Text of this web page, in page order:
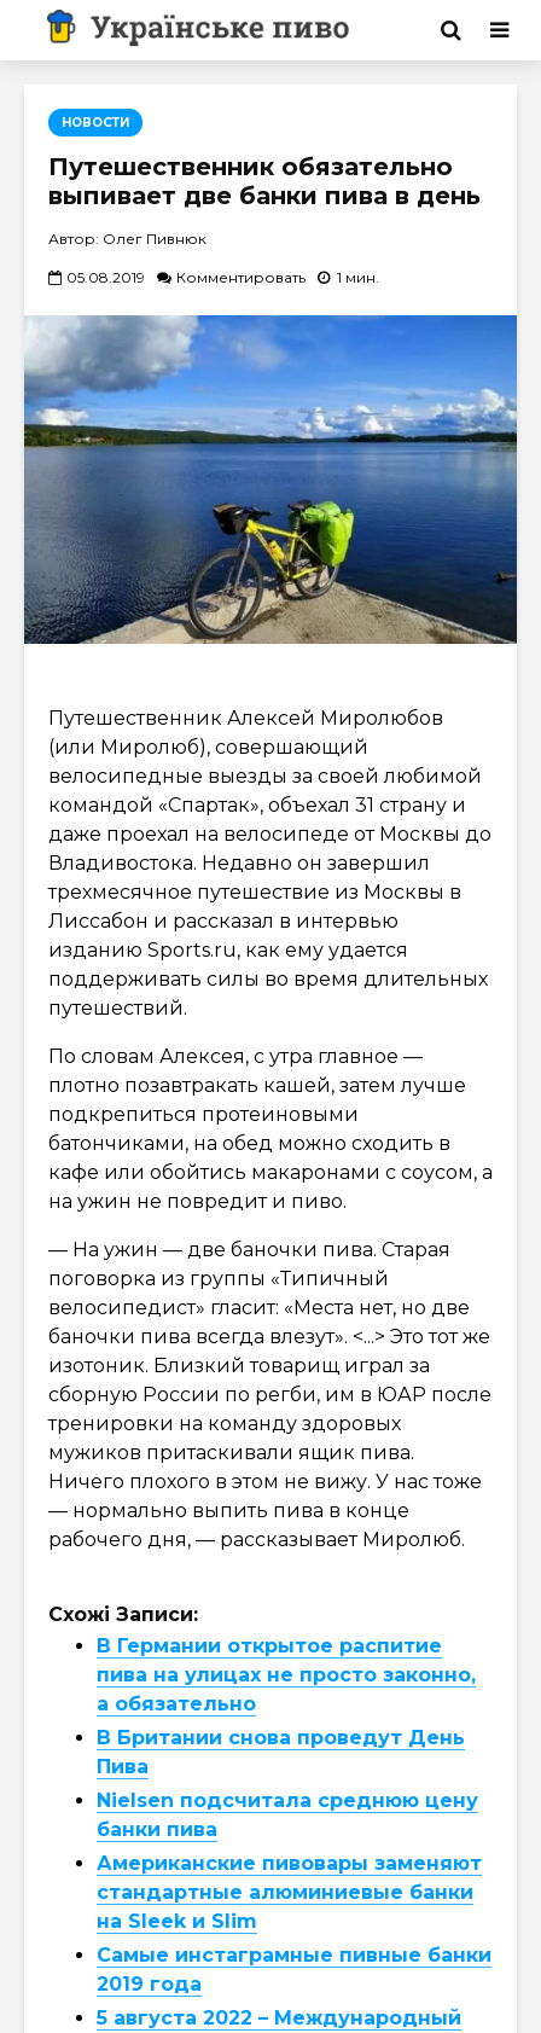
НОВОСТИ
Путешественник обязательно
выпивает две банки пива в день
Автор: Олег Пивнюк
05.08.2019 Комментировать 1 мин.
Путешественник Алексей Миролюбов
(или Миролюб), совершающий
велосипедные выезды за своей любимой
командой «Спартак», объехал 31 страну и
даже проехал на велосипеде от Москвы до
Владивостока. Недавно он завершил
трехмесячное путешествие из Москвы в
Лиссабон и рассказал в интервью
изданию Sports.ru, как ему удается
поддерживать силы во время длительных
путешествий.
По словам Алексея, с утра главное —
плотно позавтракать кашей, затем лучше
подкрепиться протеиновыми
батончиками, на обед можно сходить в
кафе или обойтись макаронами с соусом, а
на ужин не повредит и пиво.
— На ужин — две баночки пива. Старая
поговорка из группы «Типичный
велосипедист» гласит: «Места нет, но две
баночки пива всегда влезут». <...> Это тот же
изотоник. Близкий товарищ играл за
сборную России по регби, им в ЮАР после
тренировки на команду здоровых
мужиков притаскивали ящик пива.
Ничего плохого в этом не вижу. У нас тоже
— нормально выпить пива в конце
рабочего дня, — рассказывает Миролюб.
Схожі Записи:
В Германии открытое распитие
пива на улицах не просто законно,
а обязательно
В Британии снова проведут День
Пива
Nielsen подсчитала среднюю цену
банки пива
Американские пивовары заменяют
стандартные алюминиевые банки
на Sleek и Slim
Самые инстаграмные пивные банки
2019 года
5 августа 2022 – Международный